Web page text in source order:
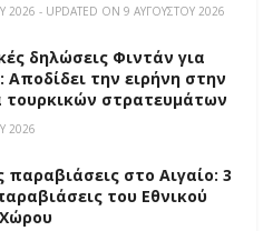
2026 - UPDATED ON 9 ΑΥΓΟΎΣΤΟΥ 2026
δηλώσεις Φιντάν για
Αποδίδει την ειρήνη στην
τουρκικών στρατευμάτων
2026
παραβιάσεις στο Αιγαίο: 3
του Εθνικού